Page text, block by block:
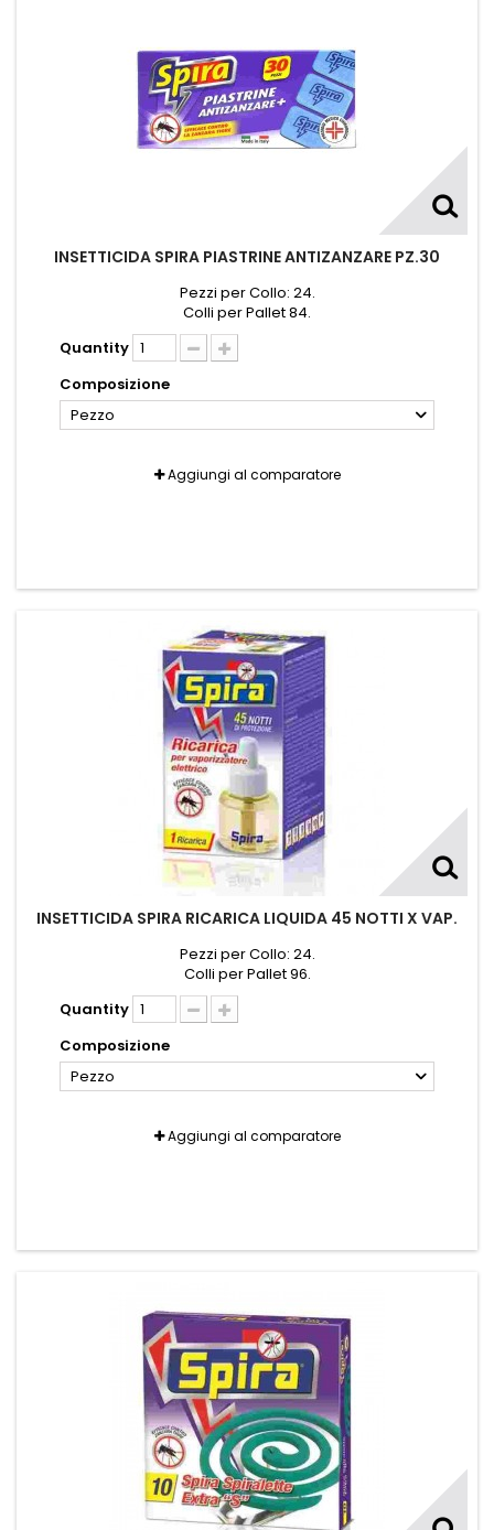
INSETTICIDA SPIRA PIASTRINE ANTIZANZARE PZ.30
Pezzi per Collo: 24.
Colli per Pallet 84.
Quantity
Composizione
Pezzo
Aggiungi al comparatore
INSETTICIDA SPIRA RICARICA LIQUIDA 45 NOTTI X VAP.
Pezzi per Collo: 24.
Colli per Pallet 96.
Quantity
Composizione
Pezzo
Aggiungi al comparatore